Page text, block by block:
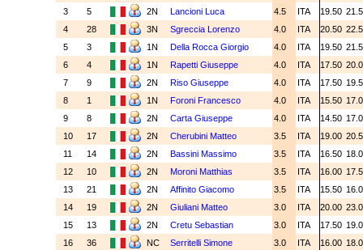
3
5 2N Lancioni Luca 4.5 ITA 19.50
4
28 3N Sgreccia Lorenzo 4.0 ITA 20.50
5
3 1N Della Rocca Giorgio 4.0 ITA 19.50
6
4 1N Rapetti Giuseppe 4.0 ITA 17.50
7
9 2N Riso Giuseppe 4.0 ITA 17.50
8
1 1N Foroni Francesco 4.0 ITA 15.50
9
8 2N Carta Giuseppe 4.0 ITA 14.50
10
17 2N Cherubini Matteo 3.5 ITA 19.00
11
14 2N Bassini Massimo 3.5 ITA 16.50
12
10 2N Moroni Matthias 3.5 ITA 16.00
13
21 2N Affinito Giacomo 3.5 ITA 15.50
14
19 2N Giuliani Matteo 3.0 ITA 20.00
15
13 2N Cretu Sebastian 3.0 ITA 17.50
16
36 NC Serritelli Simone 3.0 ITA 16.00